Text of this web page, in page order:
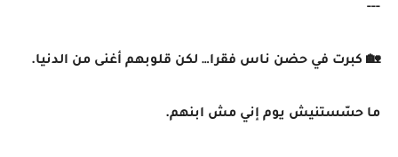
---
🏡 كبرت في حضن ناس فقرا… لكن قلوبهم أغنى من الدنيا.
ما حسّستنيش يوم إني مش ابنهم.